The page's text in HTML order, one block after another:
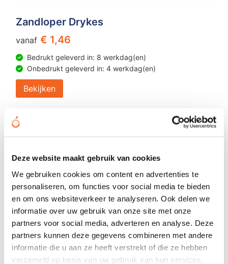
Deze website maakt gebruik van cookies
We gebruiken cookies om content en advertenties te
personaliseren, om functies voor social media te bieden
en om ons websiteverkeer te analyseren. Ook delen we
informatie over uw gebruik van onze site met onze
partners voor social media, adverteren en analyse. Deze
partners kunnen deze gegevens combineren met andere
informatie die u aan ze heeft verstrekt of die ze hebben
verzameld op basis van uw gebruik van hun services.
Zandloper Drykes
vanaf € 1,46
Bedrukt geleverd in: 8 werkdag(en)
Onbedrukt geleverd in: 4 werkdag(en)
Bekijken